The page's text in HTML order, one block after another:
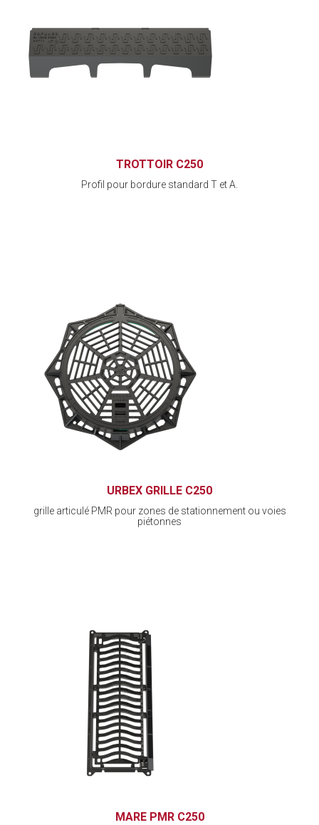
TROTTOIR C250
Profil pour bordure standard T et A.
URBEX GRILLE C250
grille articulé PMR pour zones de stationnement ou voies
piétonnes
MARE PMR C250